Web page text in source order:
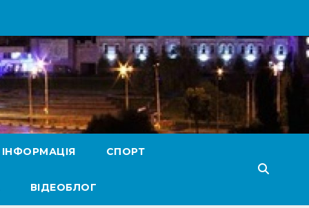
СПОРТ
ВІДЕОБЛОГ